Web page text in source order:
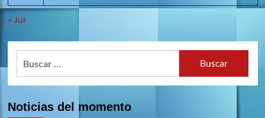
« Jul
Noticias del momento